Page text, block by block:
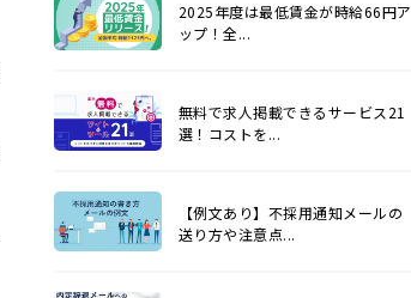
2025年度は最低賃金が時給66円ア
ップ！全...
無料で求人掲載できるサービス21
選！コストを...
【例文あり】不採用通知メールの
送り方や注意点...